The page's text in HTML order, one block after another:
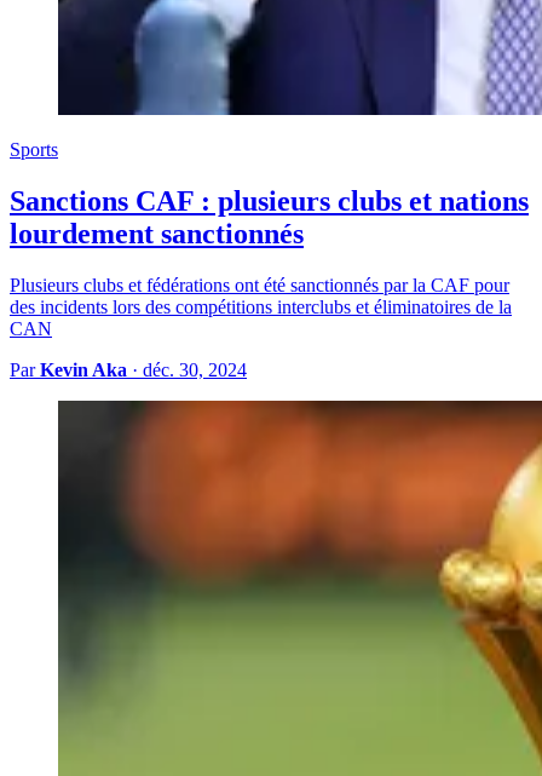
Sports
Sanctions CAF : plusieurs clubs et nations
lourdement sanctionnés
Plusieurs clubs et fédérations ont été sanctionnés par la CAF pour
des incidents lors des compétitions interclubs et éliminatoires de la
CAN
ParKevin Aka · déc. 30, 2024